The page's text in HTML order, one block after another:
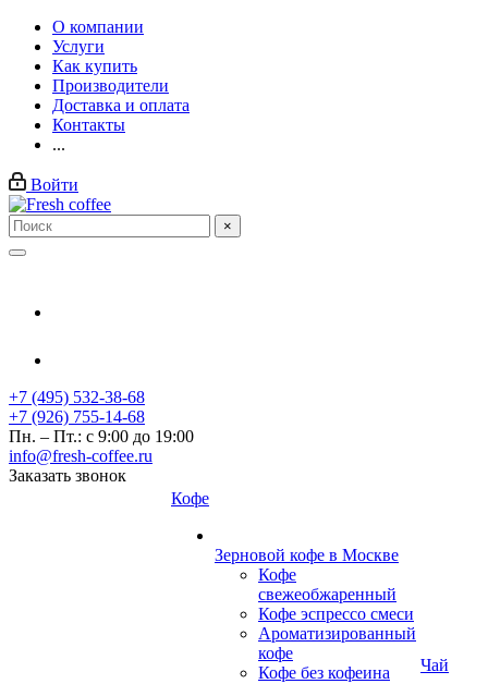
О компании
Услуги
Как купить
Производители
Доставка и оплата
Контакты
...
Войти
×
+7 (495) 532-38-68
+7 (926) 755-14-68
Пн. – Пт.: с 9:00 до 19:00
info@fresh-coffee.ru
Заказать звонок
Кофе
Зерновой кофе в Москве
Кофе
свежеобжаренный
Кофе эспрессо смеси
Ароматизированный
кофе
Кофе без кофеина
Чай